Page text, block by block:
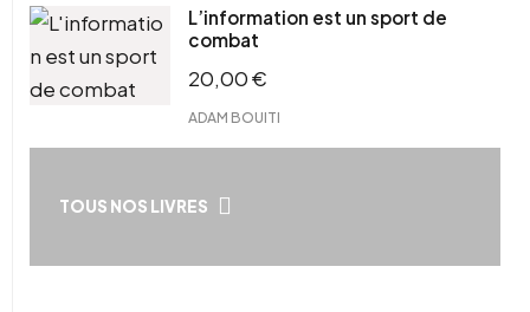
L’information est un sport de
combat
20,00€
ADAM BOUITI
TOUS NOS LIVRES